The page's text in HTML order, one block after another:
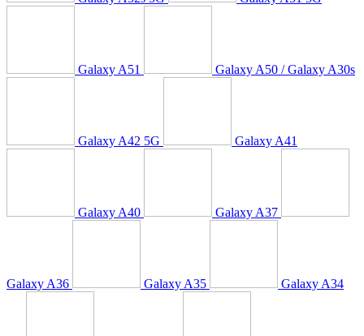
Galaxy A51 Galaxy A50 / Galaxy A30s
Galaxy A42 5G Galaxy A41
Galaxy A40 Galaxy A37
Galaxy A36 Galaxy A35 Galaxy A34